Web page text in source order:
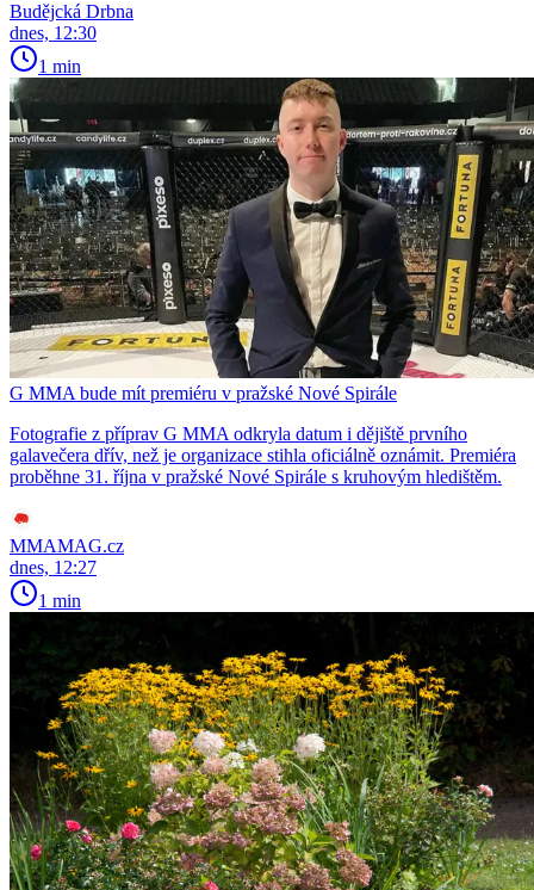
Budějcká Drbna
dnes, 12:30
1 min
G MMA bude mít premiéru v pražské Nové Spirále
Fotografie z příprav G MMA odkryla datum i dějiště prvního
galavečera dřív, než je organizace stihla oficiálně oznámit. Premiéra
proběhne 31. října v pražské Nové Spirále s kruhovým hledištěm.
MMAMAG.cz
dnes, 12:27
1 min